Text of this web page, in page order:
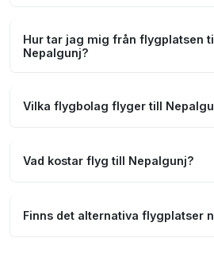
Hur tar jag mig från flygplatsen
Nepalgunj?
Vilka flygbolag flyger till
Vad kostar flyg till Nepalgunj?
Finns det alternativa flygplatser